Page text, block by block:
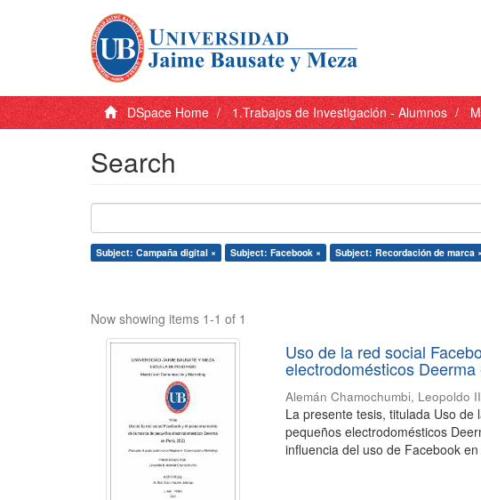
DSpace Home 1.Trabajos de Investigación - Alumnos
Search
Subject: Campaña digital × Subject: Facebook × Subject: Recordación de marca ×
Now showing items 1-1 of 1
Uso de la red social
electrodomésticos Deerma
Alemán Chamochumbi, Leopoldo II
La presente tesis, titulada Uso
pequeños electrodomésticos
influencia del uso de Facebook en